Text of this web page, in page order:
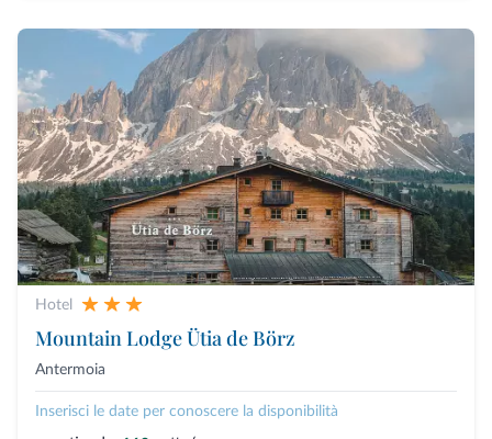
Hotel
Mountain Lodge Ütia de Börz
Antermoia
Inserisci le date per conoscere la disponibilità